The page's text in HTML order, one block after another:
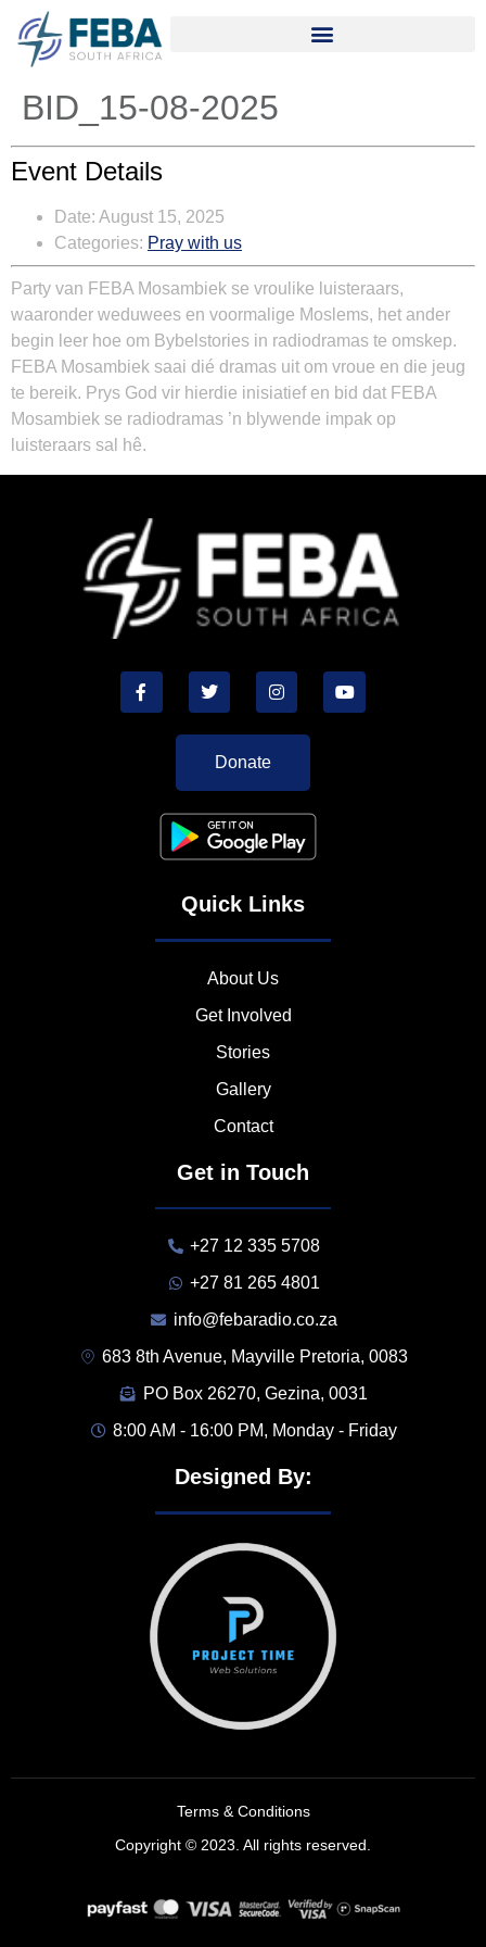
BID_15-08-2025
Event Details
Date: August 15, 2025
Categories: Pray with us
Party van FEBA Mosambiek se vroulike luisteraars,
waaronder weduwees en voormalige Moslems, het ander
begin leer hoe om Bybelstories in radiodramas te omskep.
FEBA Mosambiek saai dié dramas uit om vroue en die jeug
te bereik. Prys God vir hierdie inisiatief en bid dat FEBA
Mosambiek se radiodramas ’n blywende impak op
luisteraars sal hê.
Donate
Quick Links
About Us
Get Involved
Stories
Gallery
Contact
Get in Touch
+27 12 335 5708
+27 81 265 4801
info@febaradio.co.za
683 8th Avenue, Mayville Pretoria, 0083
PO Box 26270, Gezina, 0031
8:00 AM - 16:00 PM, Monday - Friday
Designed By:
Terms & Conditions
Copyright © 2023. All rights reserved.